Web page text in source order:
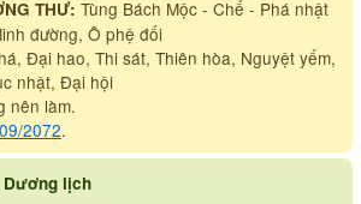
THƯ: Tùng Bách Mộc - Chế - Phá nhật
đường, Ô phệ đối
Đại hao, Thi sát, Thiên hòa, Nguyệt yếm,
nhật, Đại hội
nên làm.
2072.
Dương lịch